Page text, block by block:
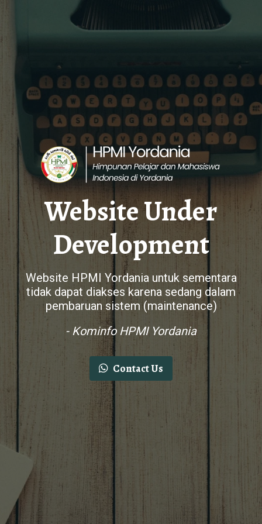
Website Under
Development
Website HPMI Yordania untuk sementara
tidak dapat diakses karena sedang dalam
pembaruan sistem (maintenance)
- Kominfo HPMI Yordania
Contact Us